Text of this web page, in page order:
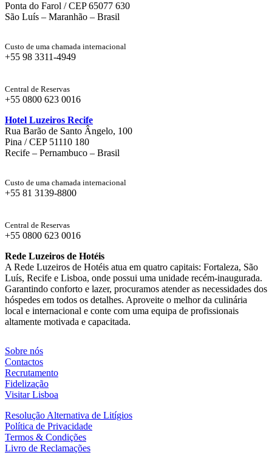
Ponta do Farol / CEP 65077 630
São Luís – Maranhão – Brasil
Custo de uma chamada internacional
+55 98 3311-4949
Central de Reservas
+55 0800 623 0016
Hotel Luzeiros Recife
Rua Barão de Santo Ângelo, 100
Pina / CEP 51110 180
Recife – Pernambuco – Brasil
Custo de uma chamada internacional
+55 81 3139-8800
Central de Reservas
+55 0800 623 0016
Rede Luzeiros de Hotéis
A Rede Luzeiros de Hotéis atua em quatro capitais: Fortaleza, São
Luís, Recife e Lisboa, onde possui uma unidade recém-inaugurada.
Garantindo conforto e lazer, procuramos atender as necessidades dos
hóspedes em todos os detalhes. Aproveite o melhor da culinária
local e internacional e conte com uma equipa de profissionais
altamente motivada e capacitada.
Sobre nós
Contactos
Recrutamento
Fidelização
Visitar Lisboa
Resolução Alternativa de Litígios
Política de Privacidade
Termos & Condições
Livro de Reclamações